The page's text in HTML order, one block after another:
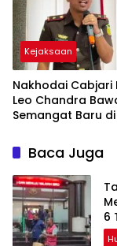
Kejaksaan
Nakhodai Cabjari
Leo Chandra
Semangat Baru di
Baca Juga
6